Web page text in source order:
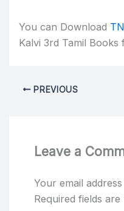
You can Download
Kalvi 3rd Tamil Books
PREVIOUS
Leave a
Your email
Required fields are